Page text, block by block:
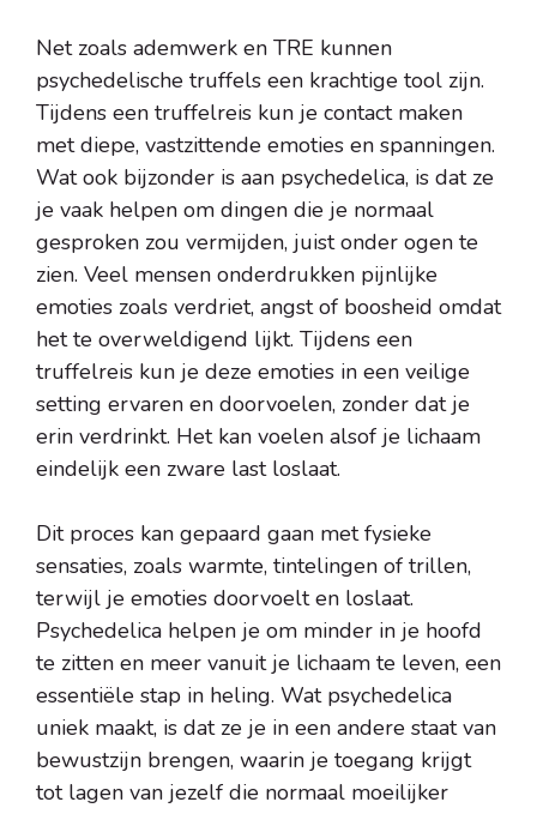
Net zoals ademwerk en TRE kunnen
psychedelische truffels een krachtige tool zijn.
Tijdens een truffelreis kun je contact maken
met diepe, vastzittende emoties en spanningen.
Wat ook bijzonder is aan psychedelica, is dat ze
je vaak helpen om dingen die je normaal
gesproken zou vermijden, juist onder ogen te
zien. Veel mensen onderdrukken pijnlijke
emoties zoals verdriet, angst of boosheid omdat
het te overweldigend lijkt. Tijdens een
truffelreis kun je deze emoties in een veilige
setting ervaren en doorvoelen, zonder dat je
erin verdrinkt. Het kan voelen alsof je lichaam
eindelijk een zware last loslaat.
Dit proces kan gepaard gaan met fysieke
sensaties, zoals warmte, tintelingen of trillen,
terwijl je emoties doorvoelt en loslaat.
Psychedelica helpen je om minder in je hoofd
te zitten en meer vanuit je lichaam te leven, een
essentiële stap in heling. Wat psychedelica
uniek maakt, is dat ze je in een andere staat van
bewustzijn brengen, waarin je toegang krijgt
tot lagen van jezelf die normaal moeilijker